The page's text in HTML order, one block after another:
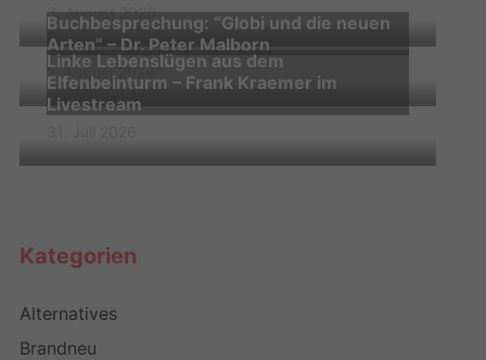
3. August 2026
Buchbesprechung: “Globi und die neuen
Arten” – Dr. Peter Malborn
2. August 2026
Linke Lebenslügen aus dem
Elfenbeinturm – Frank Kraemer im
Livestream
Kategorien
Alternatives
Brandneu